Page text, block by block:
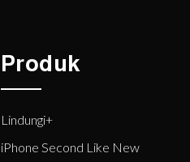
Produk
Lindungi+
iPhone Second Like New